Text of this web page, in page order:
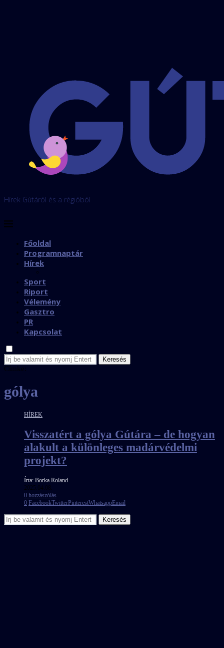
Hírek Gútáról és a régióból
Főoldal
Programnaptár
Hírek
Sport
Riport
Vélemény
Gasztro
PR
Kapcsolat
Keresés
Címke:
gólya
HÍREK
Visszatért a gólya Gútára – de hogyan
alakult a különleges madárvédelmi
projekt?
Írta: Borka Roland
2025.04.08.
0 hozzászólás
0 FacebookTwitterPinterestWhatsappEmail